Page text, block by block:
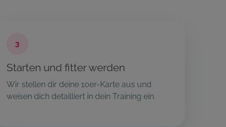
3
Starten und fitter werden
Wir stellen dir deine 10er-Karte aus und
weisen dich detailliert in dein Training ein.